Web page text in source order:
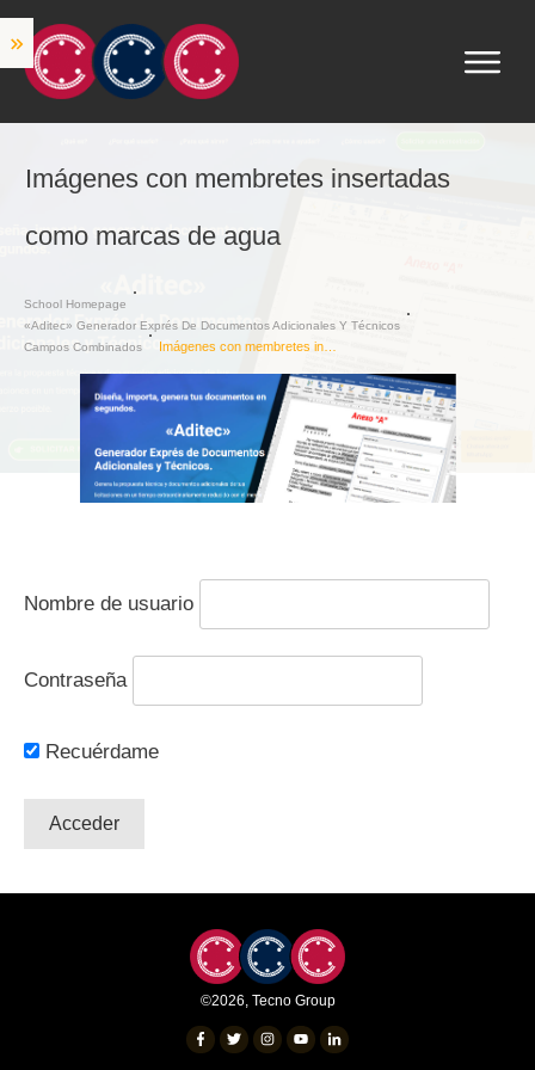
Imágenes con membretes insertadas
como marcas de agua
School Homepage
«Aditec» Generador Exprés De Documentos Adicionales Y Técnicos
Campos Combinados
Nombre de usuario
Contraseña
Recuérdame
©2026 Tecno Group